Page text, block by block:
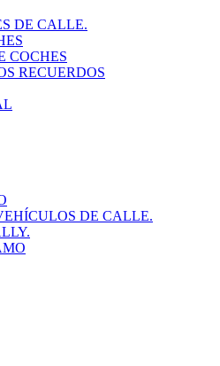
DE CALLE.
COCHES
RECUERDOS
DE CALLE.